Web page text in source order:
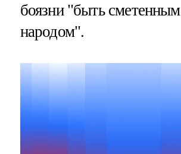
боязни "быть сметенным
народом".